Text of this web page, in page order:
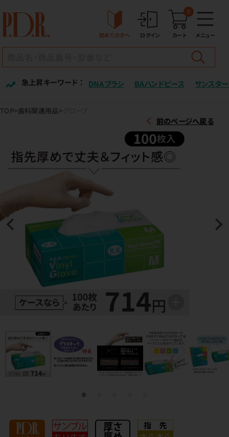
初めての方へ ログイン カート
0
メニュー
急上昇キーワード ： DNAブラシ BAハンドピース サンスター
TOP 歯科関連用品
前のページへ戻る